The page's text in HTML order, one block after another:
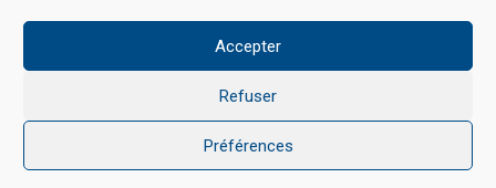
Accepter
Refuser
Préférences
CAES MAG - © 2026 Tous droits réservés.
Politique de confidentialité
Nous Contacter